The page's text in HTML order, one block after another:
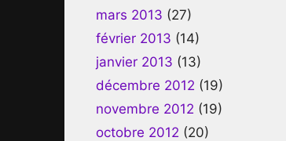
mars 2013 (27)
février 2013 (14)
janvier 2013 (13)
décembre 2012 (19)
novembre 2012 (19)
octobre 2012 (20)